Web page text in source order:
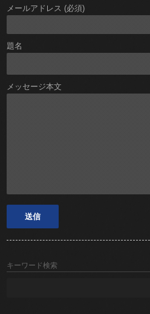
メールアドレス (必須)
題名
メッセージ本文
キーワード検索